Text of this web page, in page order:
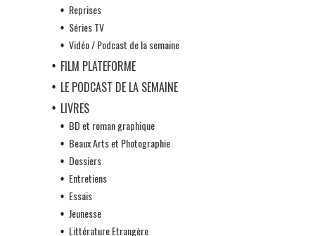
Reprises
Séries TV
Vidéo / Podcast de la semaine
FILM PLATEFORME
LE PODCAST DE LA SEMAINE
LIVRES
BD et roman graphique
Beaux Arts et Photographie
Dossiers
Entretiens
Essais
Jeunesse
Littérature Etrangère